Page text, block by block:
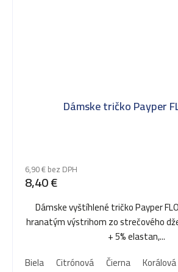
Dámske tričko Payper
6,90 € bez DPH
8,40 €
Dámske vyštíhlené tričko Payper
hranatým výstrihom zo strečového
+ 5% elastan,...
Biela
Citrónová Čierna Korálová